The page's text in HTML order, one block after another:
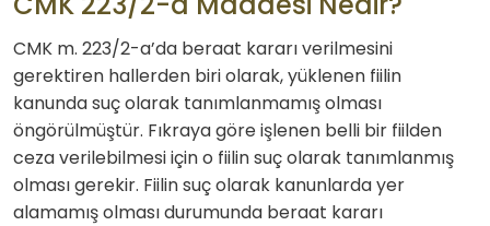
CMK m. 223/2-a’da beraat kararı verilmesini
gerektiren hallerden biri olarak, yüklenen fiilin
kanunda suç olarak tanımlanmamış olması
öngörülmüştür. Fıkraya göre işlenen belli bir fiilden
ceza verilebilmesi için o fiilin suç olarak tanımlanmış
olması gerekir. Fiilin suç olarak kanunlarda yer
alamamış olması durumunda beraat kararı